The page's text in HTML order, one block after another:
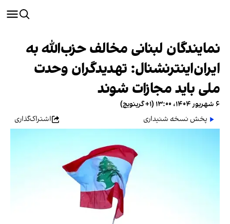
نمایندگان لبنانی مخالف حزب‌الله به
ایران‌اینترنشنال: تهدیدگران وحدت
ملی باید مجازات شوند
۶ شهریور ۱۴۰۴، ۱۳:۰۰ (‎+۱ گرینویچ)
پخش نسخه شنیداری
اشتراک‌گذاری